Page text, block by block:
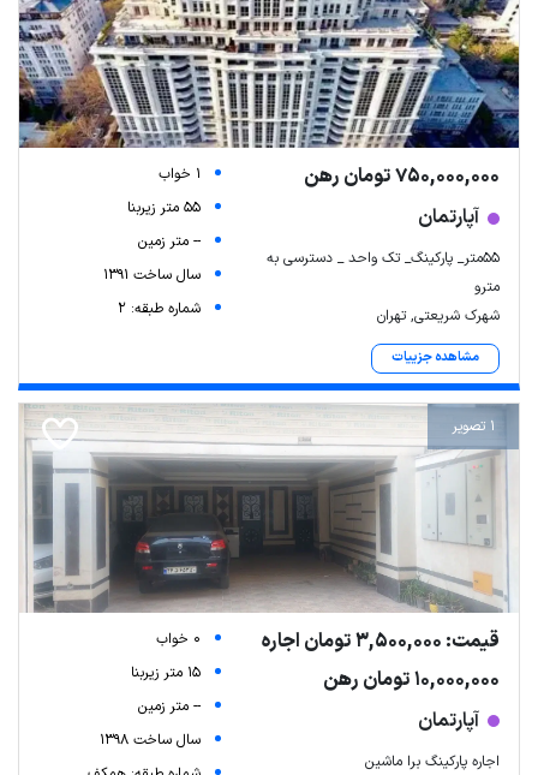
750,000,000 تومان رهن
آپارتمان
55متر_ پارکینگ_ تک واحد _ دسترسی به
مترو
شهرک شریعتی, تهران
مشاهده جزییات
1 خواب
55 متر زیربنا
-- متر زمین
سال ساخت 1391
شماره طبقه: 2
1 تصویر
قیمت: 3,500,000 تومان اجاره
10,000,000 تومان رهن
آپارتمان
اجاره پارکینگ برا ماشین
0 خواب
15 متر زیربنا
-- متر زمین
سال ساخت 1398